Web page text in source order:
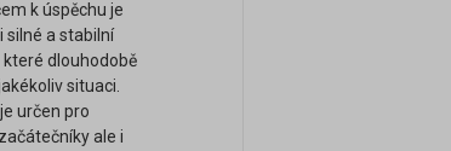
k úspěchu je
silné a stabilní
dlouhodobě
situaci.
určen pro
ale i